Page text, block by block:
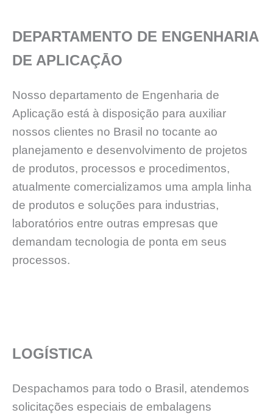
DEPARTAMENTO DE ENGENHARIA
DE APLICAÇĀO
Nosso departamento de Engenharia de
Aplicação está à disposição para auxiliar
nossos clientes no Brasil no tocante ao
planejamento e desenvolvimento de projetos
de produtos, processos e procedimentos,
atualmente comercializamos uma ampla linha
de produtos e soluções para industrias,
laboratórios entre outras empresas que
demandam tecnologia de ponta em seus
processos.
LOGÍSTICA
Despachamos para todo o Brasil, atendemos
solicitações especiais de embalagens